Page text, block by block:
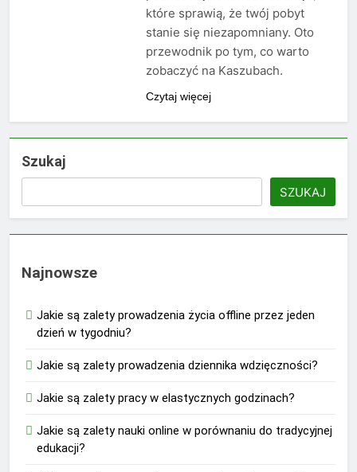
które sprawią, że twój pobyt
stanie się niezapomniany. Oto
przewodnik po tym, co warto
zobaczyć na Kaszubach.
Czytaj więcej
Szukaj
SZUKAJ
Najnowsze
Jakie są zalety prowadzenia życia offline przez jeden
dzień w tygodniu?
Jakie są zalety prowadzenia dziennika wdzięczności?
Jakie są zalety pracy w elastycznych godzinach?
Jakie są zalety nauki online w porównaniu do tradycyjnej
edukacji?